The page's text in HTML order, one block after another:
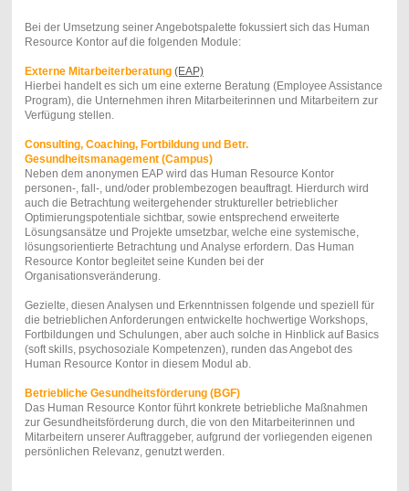
Bei der Umsetzung seiner Angebotspalette fokussiert sich das Human
Resource Kontor auf die folgenden Module:
Externe Mitarbeiterberatung (EAP)
Hierbei handelt es sich um eine externe Beratung (Employee Assistance
Program), die Unternehmen ihren Mitarbeiterinnen und Mitarbeitern zur
Verfügung stellen.
Consulting, Coaching, Fortbildung und Betr.
Gesundheitsmanagement (Campus)
Neben dem anonymen EAP wird das Human Resource Kontor
personen-, fall-, und/oder problembezogen beauftragt. Hierdurch wird
auch die Betrachtung weitergehender struktureller betrieblicher
Optimierungspotentiale sichtbar, sowie entsprechend erweiterte
Lösungsansätze und Projekte umsetzbar, welche eine systemische,
lösungsorientierte Betrachtung und Analyse erfordern. Das Human
Resource Kontor begleitet seine Kunden bei der
Organisationsveränderung.
Gezielte, diesen Analysen und Erkenntnissen folgende und speziell für
die betrieblichen Anforderungen entwickelte hochwertige Workshops,
Fortbildungen und Schulungen, aber auch solche in Hinblick auf Basics
(soft skills, psychosoziale Kompetenzen), runden das Angebot des
Human Resource Kontor in diesem Modul ab.
Betriebliche Gesundheitsförderung (BGF)
Das Human Resource Kontor führt konkrete betriebliche Maßnahmen
zur Gesundheitsförderung durch, die von den Mitarbeiterinnen und
Mitarbeitern unserer Auftraggeber, aufgrund der vorliegenden eigenen
persönlichen Relevanz, genutzt werden.